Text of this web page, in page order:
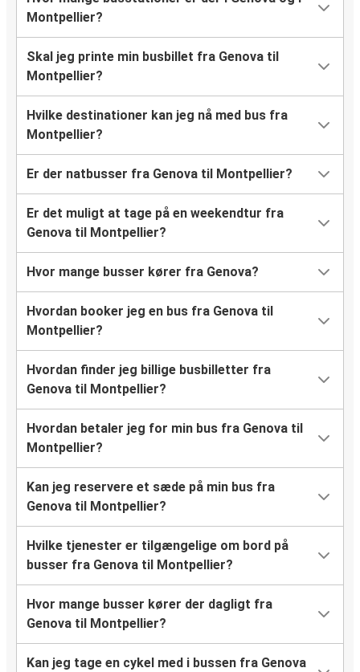
Montpellier?
Skal jeg printe min busbillet fra Genova til
Montpellier?
Hvilke destinationer kan jeg nå med bus fra
Montpellier?
Er der natbusser fra Genova til Montpellier?
Er det muligt at tage på en weekendtur fra
Genova til Montpellier?
Hvor mange busser kører fra Genova?
Hvordan booker jeg en bus fra Genova til
Montpellier?
Hvordan finder jeg billige busbilletter fra
Genova til Montpellier?
Hvordan betaler jeg for min bus fra Genova til
Montpellier?
Kan jeg reservere et sæde på min bus fra
Genova til Montpellier?
Hvilke tjenester er tilgængelige om bord på
busser fra Genova til Montpellier?
Hvor mange busser kører der dagligt fra
Genova til Montpellier?
Kan jeg tage en cykel med i bussen fra Genova